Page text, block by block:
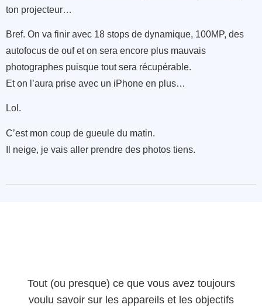
ton projecteur…
Bref. On va finir avec 18 stops de dynamique, 100MP, des
autofocus de ouf et on sera encore plus mauvais
photographes puisque tout sera récupérable.
Et on l’aura prise avec un iPhone en plus…
Lol.
C’est mon coup de gueule du matin.
Il neige, je vais aller prendre des photos tiens.
Tout (ou presque) ce que vous avez toujours
voulu savoir sur les appareils et les objectifs